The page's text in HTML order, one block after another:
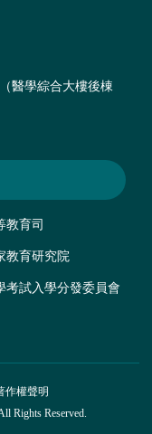
醫學綜合大樓後棟
教育司
教育研究院
考試入學分發委員會
作權聲明
Rights Reserved.